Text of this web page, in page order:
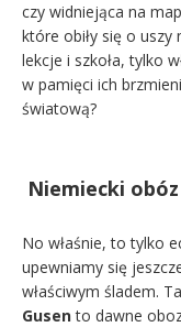
czy widniejąca na
które obiły się o
lekcje i szkoła, tylko
w pamięci ich
światową?
Niemiecki
No właśnie, to tylko
upewniamy się
właściwym śladem.
Gusento dawne